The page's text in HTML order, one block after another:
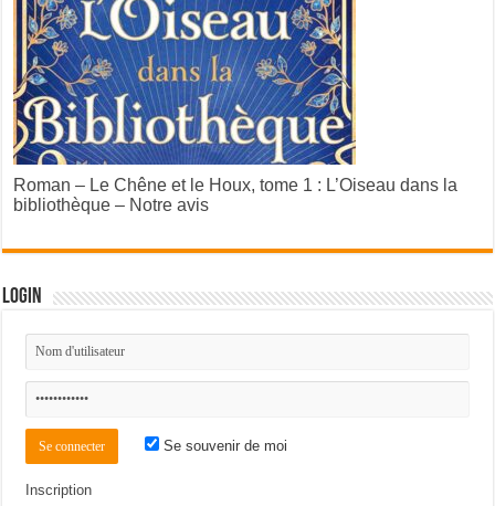
Roman – Le Chêne et le Houx, tome 1 : L’Oiseau dans la
bibliothèque – Notre avis
Login
Se souvenir de moi
Inscription